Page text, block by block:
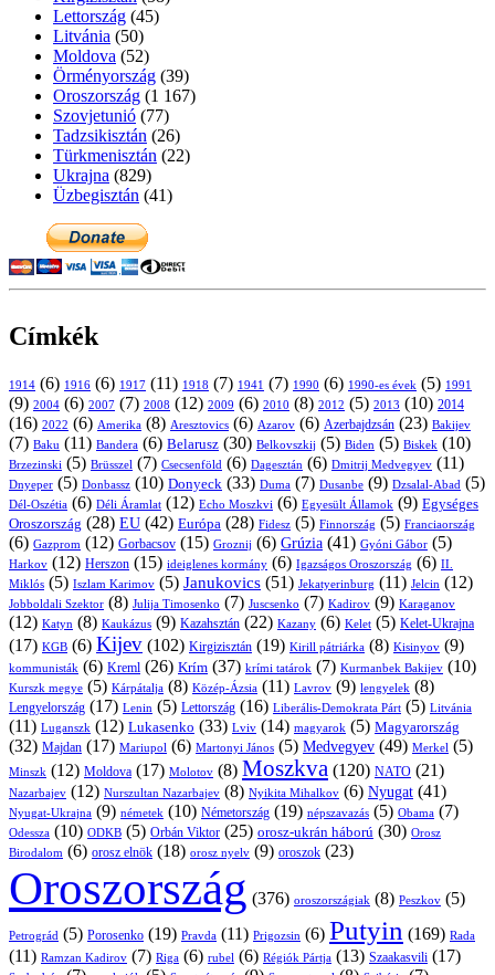
Lettország (45)
Litvánia (50)
Moldova (52)
Örményország (39)
Oroszország (1 167)
Szovjetunió (77)
Tadzsikisztán (26)
Türkmenisztán (22)
Ukrajna (829)
Üzbegisztán (41)
Címkék
1914 (6) 1916 (6) 1917 (11) 1918 (7) 1941 (7) 1990 (6) 1990-es évek (5) 1991
(9) 2004 (6) 2007 (7) 2008 (12) 2009 (6) 2010 (8) 2012 (5) 2013 (10) 2014
(16) 2022 (6) Amerika (8) Aresztovics (6) Azarov (6) Azerbajdzsán (23) Bakijev
(7) Baku (11) Bandera (6) Belarusz (30) Belkovszkij (5) Biden (5) Biskek (10)
Brzezinski (5) Brüsszel (7) Csecsenföld (6) Dagesztán (6) Dmitrij Medvegyev (11)
Dnyeper (5) Donbassz (10) Donyeck (33) Duma (7) Dusanbe (9) Dzsalal-Abad (5)
Dél-Oszétia (6) Déli Áramlat (12) Echo Moszkvi (6) Egyesült Államok (9) Egységes
Oroszország (28) EU (42) Európa (28) Fidesz (5) Finnország (5) Franciaország
(6) Gazprom (12) Gorbacsov (15) Groznij (6) Grúzia (41) Gyóni Gábor (5)
Harkov (12) Herszon (15) ideiglenes kormány (6) Igazságos Oroszország (6) II.
Miklós (5) Iszlam Karimov (5) Janukovics (51) Jekatyerinburg (11) Jelcin (12)
Jobboldali Szektor (8) Julija Timosenko (7) Juscsenko (7) Kadirov (9) Karaganov
(12) Katyn (8) Kaukázus (9) Kazahsztán (22) Kazany (6) Kelet (5) Kelet-Ukrajna
(17) KGB (6) Kijev (102) Kirgizisztán (19) Kirill pátriárka (8) Kisinyov (9)
kommunisták (6) Kreml (26) Krím (37) krími tatárok (7) Kurmanbek Bakijev (10)
Kurszk megye (5) Kárpátalja (8) Közép-Ázsia (11) Lavrov (9) lengyelek (8)
Lengyelország (17) Lenin (5) Lettország (16) Liberális-Demokrata Párt (5) Litvánia
(11) Luganszk (12) Lukasenko (33) Lviv (14) magyarok (5) Magyarország
(32) Majdan (17) Mariupol (6) Martonyi János (5) Medvegyev (49) Merkel (5)
Minszk (12) Moldova (17) Molotov (8) Moszkva (120) NATO (21)
Nazarbajev (12) Nurszultan Nazarbajev (8) Nyikita Mihalkov (6) Nyugat (41)
Nyugat-Ukrajna (9) németek (10) Németország (19) népszavazás (5) Obama (7)
Odessza (10) ODKB (5) Orbán Viktor (25) orosz-ukrán háború (30) Orosz
Birodalom (6) orosz elnök (18) orosz nyelv (9) oroszok (23)
Oroszország (376) oroszországiak (8) Peszkov (5)
Petrográd (5) Porosenko (19) Pravda (11) Prigozsin (6) Putyin (169) Rada
(11) Ramzan Kadirov (7) Riga (6) rubel (6) Régiók Pártja (13) Szaakasvili (17)